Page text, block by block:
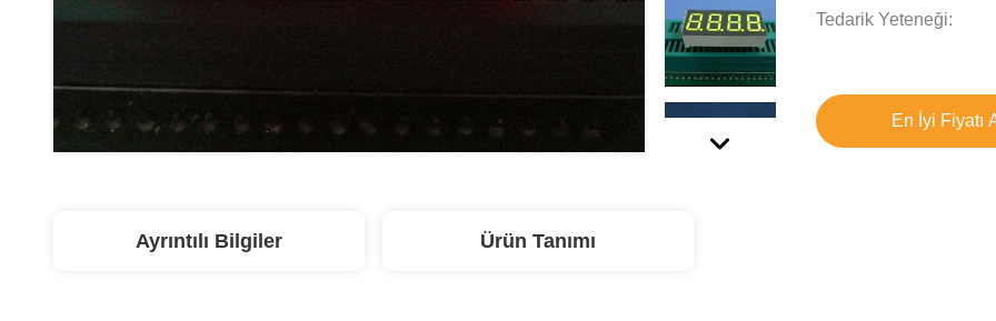
Tedarik Yeteneği:
En İyi Fiyatı
Ayrıntılı Bilgiler Ürün Tanımı